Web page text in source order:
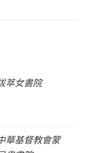
萃女書院
華基督教會蒙